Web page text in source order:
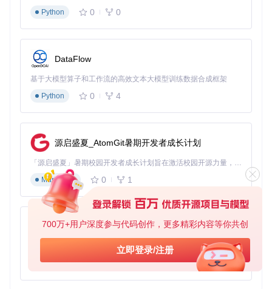
700万+用户深度参与代码创作，更多精彩内容等你共创
立即登录/注册
Windows：双击运行OpCore-Simplify.bat
macOS：双击运行OpCore-Simplify.command
Linux：运行python OpCore-Simplify.py
xport Hardware Report"按钮，系统会自动扫描并生成硬件配
置档案。
💡 实用提示：Windows用户可以直接生成硬件报告，而Linux/
macOS用户需要通过Windows系统生成后再导入。确保报告
路径和ACPI目录都显示验证通过。
第二步：分析兼容性并配置系统
完成硬件报告加载后，工具会自动进行兼容性分析，你可以在
界面上看到各项硬件的支持情况。这一步就像医生诊断病情一
样，工具会全面检查你的硬件与macOS的匹配度。
接着进入配置页面，根据你的需求调整关键参数：
macOS版本选择：工具会推荐最适合你硬件的版本
Python
0 0
DataFlow
基于大模型算子和工作流的高效文本大模型训练数据合成框架
Python
0 4
源启盛夏_AtomGit暑期开发者成长计划
「源启盛夏」暑期校园开发者成长计划旨在激活校园开源力量，通过积分激励、认证扶持、资源倾斜等形式，引导高校组织和开发者完成「入驻 — 建项目 — 做贡献 — 获认证 — 得资源」的完整闭环。无论你是想带领社团入驻平台的组织者，还是希望用代码贡献证明自己的开发者，都能在这里找到属于你的成长路径。
Markdown
0 1
py-xiaozhi
基于Python的Xiaozhi AI，适用于想要完整Xiaozhi体验而无需拥有专用硬件的用户。
Python
0 1